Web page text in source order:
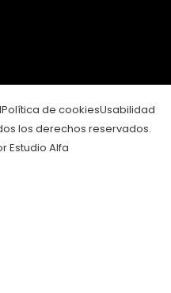
Política de cookiesUsabilidad
los derechos reservados.
Estudio Alfa